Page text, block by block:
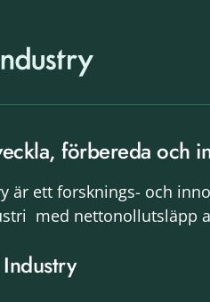
förbereda och
är ett forsknings- och
med nettonollutsläpp